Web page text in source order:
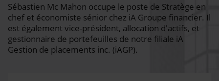
Sébastien Mc Mahon occupe le poste de Stratège en
chef et économiste sénior chez iA Groupe financier. Il
est également vice-président, allocation d'actifs, et
gestionnaire de portefeuilles de notre filiale iA
Gestion de placements inc. (iAGP).